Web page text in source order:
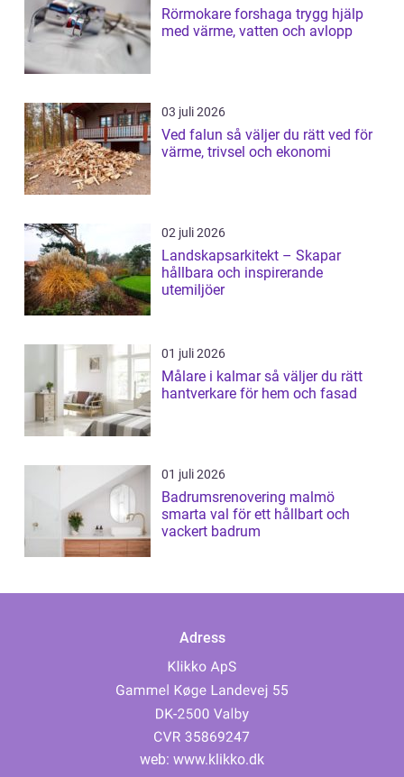
Rörmokare forshaga trygg hjälp
med värme, vatten och avlopp
03 juli 2026
Ved falun så väljer du rätt ved för
värme, trivsel och ekonomi
02 juli 2026
Landskapsarkitekt – Skapar
hållbara och inspirerande
utemiljöer
01 juli 2026
Målare i kalmar så väljer du rätt
hantverkare för hem och fasad
01 juli 2026
Badrumsrenovering malmö
smarta val för ett hållbart och
vackert badrum
Adress
web: www.klikko.dk